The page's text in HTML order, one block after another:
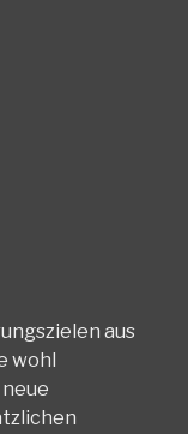
aus
wohl